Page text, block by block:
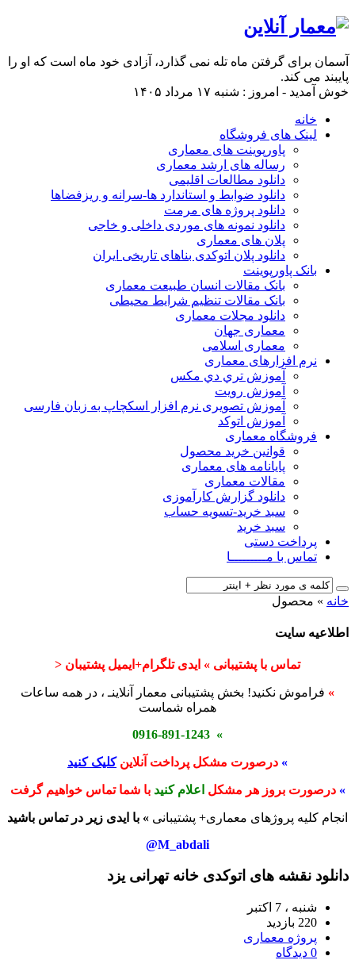
آسمان برای گرفتن ماه تله نمی گذارد، آزادی خود ماه است كه او را
پایبند می كند.
خوش آمدید - امروز : شنبه ۱۷ مرداد ۱۴۰۵
خانه
لینک های فروشگاه
پاورپوینت های معماری
رساله های ارشد معماری
دانلود مطالعات اقلیمی
دانلود ضوابط و استاندارد ها-سرانه و ریزفضاها
دانلود پروژه های مرمت
دانلود نمونه های موردی داخلی و خاجی
پلان های معماری
دانلود پلان اتوکدی بناهای تاریخی ایران
بانک پاورپوینت
بانک مقالات انسان طبیعت معماری
بانک مقالات تنظیم شرایط محیطی
دانلود مجلات معماری
معماری جهان
معماری اسلامی
نرم افزارهای معماری
آﻣﻮزش ﺗﺮي دي ﻣﮑﺲ
آموزش رویت
آموزش تصویری نرم افزار اسکچاپ به زبان فارسی
آموزش اتوکد
فروشگاه معماری
قوانین خرید محصول
پایانامه های معماری
مقالات معماری
دانلود گزارش کارآموزی
سبد خرید-تسویه حساب
سبد خرید
پرداخت دستی
تماس با مـــــــــا
خانه » محصول
اطلاعیه سایت
تماس با پشتیبانی » ایدی تلگرام+ایمیل پشتیبان <
» فراموش نکنید! بخش پشتیبانی معمار آنلاینـ ، در همه ساعات
همراه شماست
» 0916-891-1243
» درصورت مشکل پرداخت آنلاینکلیک کنید
» درصورت بروز هر مشکل اعلام کنید با شما تماس خواهیم گرفت
انجام کلیه پروژهای معماری+ پشتیبانی » با ایدی زیر در تماس باشید
M_abdali@
دانلود نقشه های اتوکدی خانه تهرانی یزد
شنبه ، 7 اکتبر
220 بازدید
پروژه معماری
0 دیدگاه